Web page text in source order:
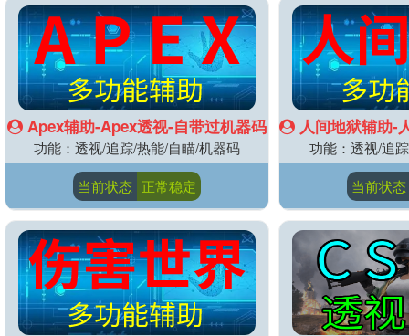
Apex辅助-Apex透视-自带过机器码
功能：透视/追踪/热能/自瞄/机器码
当前状态 正常稳定
人间地狱辅助-人间
功能：透视/追
当前状态